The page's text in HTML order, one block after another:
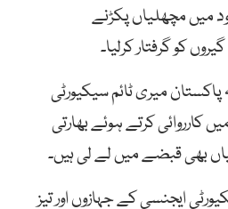
میں مچھلیاں پکڑنے
کو گرفتار کرلیا۔
پاکستان میری ٹائم سیکیورٹی
کرتے ہوئے بھارتی
بھی قبضے میں لے لی ہیں۔
ایجنسی کے جہازوں اور تیز